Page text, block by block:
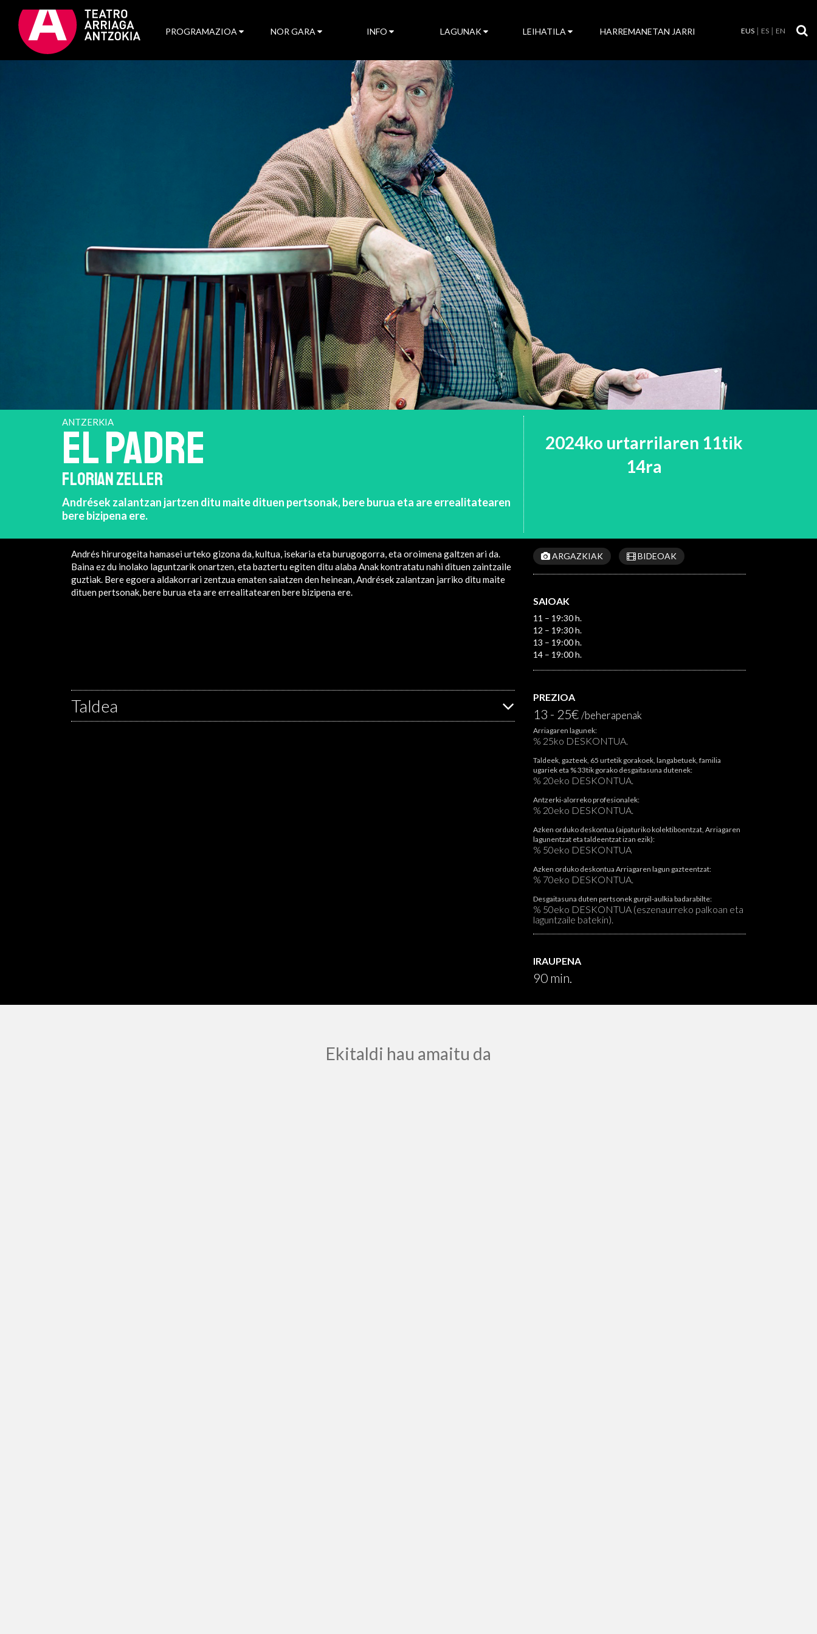
PROGRAMAZIOA NOR GARA INFO LAGUNAK LEIHATILA HARREMANETAN JARRI EUS ES EN
ANTZERKIA
EL PADRE
FLORIAN ZELLER
Andrések zalantzan jartzen ditu maite dituen pertsonak, bere burua eta are errealitatearen
bere bizipena ere.
2024ko urtarrilaren 11tik
14ra
Andrés hirurogeita hamasei urteko gizona da, kultua, isekaria eta burugogorra, eta oroimena galtzen ari da.
Baina ez du inolako laguntzarik onartzen, eta baztertu egiten ditu alaba Anak kontratatu nahi dituen zaintzaile
guztiak. Bere egoera aldakorrari zentzua ematen saiatzen den heinean, Andrések zalantzan jarriko ditu maite
dituen pertsonak, bere burua eta are errealitatearen bere bizipena ere.
Taldea
ARGAZKIAK BIDEOAK
SAIOAK
11 – 19:30 h.
12 – 19:30 h.
13 – 19:00 h.
14 – 19:00 h.
PREZIOA
13 - 25€/beherapenak
Arriagaren lagunek:
% 25ko DESKONTUA.
Taldeek, gazteek, 65 urtetik gorakoek, langabetuek, familia
ugariek eta % 33tik gorako desgaitasuna dutenek:
% 20eko DESKONTUA.
Antzerki-alorreko profesionalek:
% 20eko DESKONTUA.
Azken orduko deskontua (aipaturiko kolektiboentzat, Arriagaren
lagunentzat eta taldeentzat izan ezik):
% 50eko DESKONTUA
Azken orduko deskontua Arriagaren lagun gazteentzat:
% 70eko DESKONTUA.
Desgaitasuna duten pertsonek gurpil-aulkia badarabilte:
% 50eko DESKONTUA (eszenaurreko palkoan eta
laguntzaile batekin).
IRAUPENA
90 min.
Ekitaldi hau amaitu da